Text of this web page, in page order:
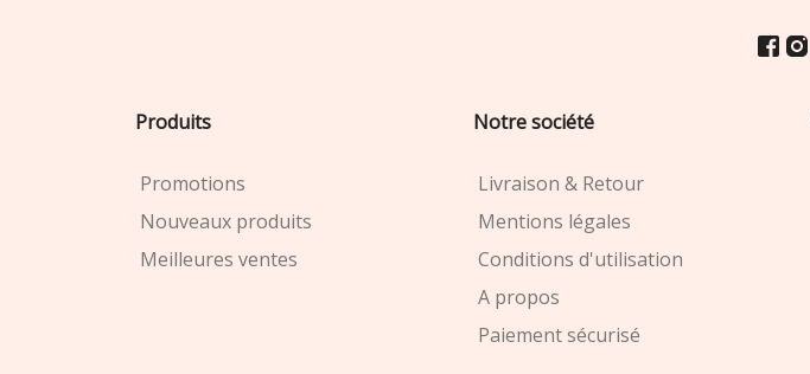
Produits
Promotions
Nouveaux produits
Meilleures ventes
Notre société
Livraison & Retour
Mentions légales
Conditions d'utilisation
A propos
Paiement sécurisé